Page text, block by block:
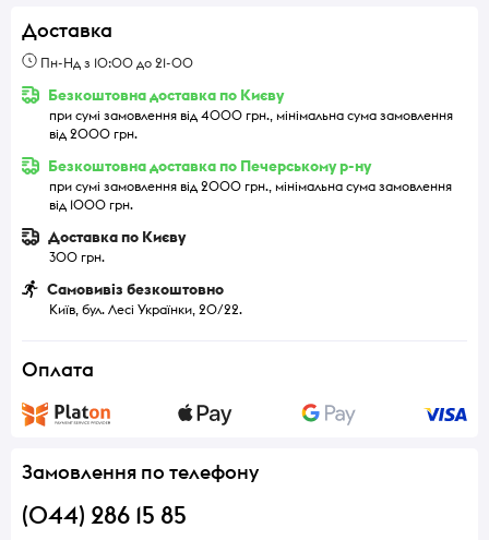
Доставка
Пн-Нд з 10:00 до 21-00
Безкоштовна доставка по Києву
при сумі замовлення від 4000 грн., мінімальна сума замовлення
від 2000 грн.
Безкоштовна доставка по Печерському р-ну
при сумі замовлення від 2000 грн., мінімальна сума замовлення
від 1000 грн.
Доставка по Києву
300 грн.
Самовивіз безкоштовно
Київ, бул. Лесі Українки, 20/22.
Оплата
Замовлення по телефону
(044) 286 15 85